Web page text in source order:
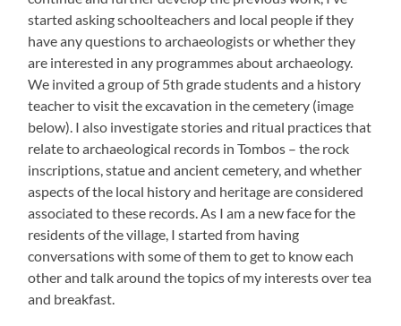
started asking schoolteachers and local people if they
have any questions to archaeologists or whether they
are interested in any programmes about archaeology.
We invited a group of 5th grade students and a history
teacher to visit the excavation in the cemetery (image
below). I also investigate stories and ritual practices that
relate to archaeological records in Tombos – the rock
inscriptions, statue and ancient cemetery, and whether
aspects of the local history and heritage are considered
associated to these records. As I am a new face for the
residents of the village, I started from having
conversations with some of them to get to know each
other and talk around the topics of my interests over tea
and breakfast.